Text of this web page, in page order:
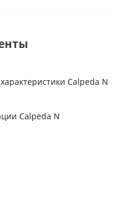
Calpeda N
Calpeda N